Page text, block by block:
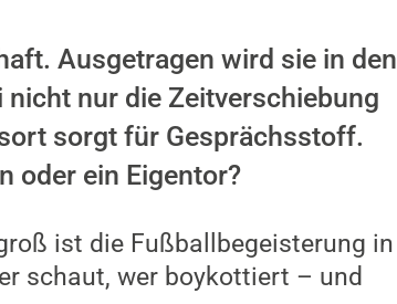
Ausgetragen wird sie in den
nicht nur die Zeitverschiebung
sorgt für Gesprächsstoff.
oder ein Eigentor?
ist die Fußballbegeisterung in
schaut, wer boykottiert – und